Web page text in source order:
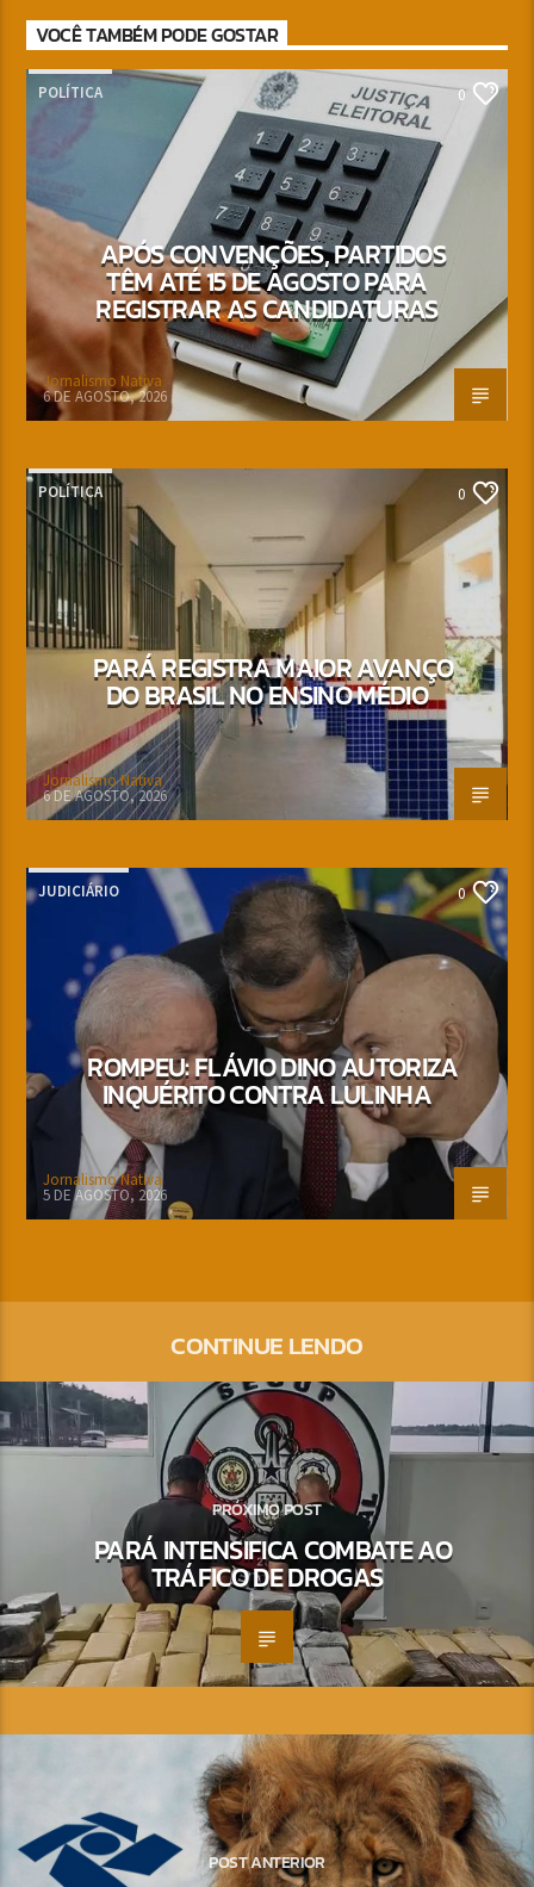
VOCÊ TAMBÉM PODE GOSTAR
POLÍTICA 0
APÓS CONVENÇÕES, PARTIDOS
TÊM ATÉ 15 DE AGOSTO PARA
REGISTRAR AS CANDIDATURAS
Jornalismo Nativa
6 DE AGOSTO, 2026
POLÍTICA 0
PARÁ REGISTRA MAIOR AVANÇO
DO BRASIL NO ENSINO MÉDIO
Jornalismo Nativa
6 DE AGOSTO, 2026
JUDICIÁRIO 0
ROMPEU: FLÁVIO DINO AUTORIZA
INQUÉRITO CONTRA LULINHA
Jornalismo Nativa
5 DE AGOSTO, 2026
CONTINUE LENDO
PRÓXIMO POST
PARÁ INTENSIFICA COMBATE AO
TRÁFICO DE DROGAS
POST ANTERIOR